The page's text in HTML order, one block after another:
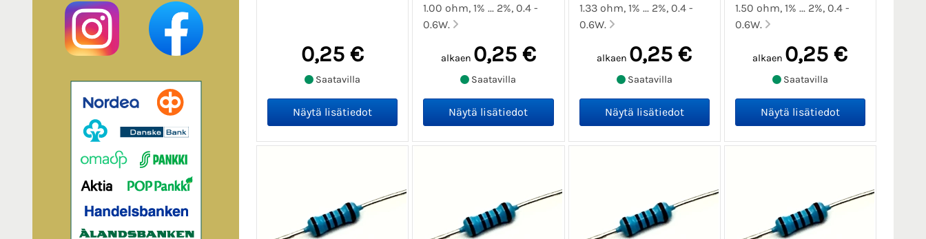
0,25 €
Saatavilla
1.00 ohm, 1% ... 2%, 0.4 -
0.6W.
alkaen 0,25 €
Saatavilla
1.33 ohm, 1% ... 2%, 0.4 -
0.6W.
alkaen 0,25 €
Saatavilla
1.50 ohm, 1% ... 2%, 0.4 -
0.6W.
alkaen 0,25 €
Saatavilla